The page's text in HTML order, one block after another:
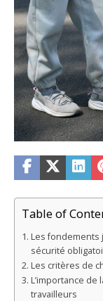
Table of
Les fondements
sécurité
Les critères de
L’importance
travailleurs